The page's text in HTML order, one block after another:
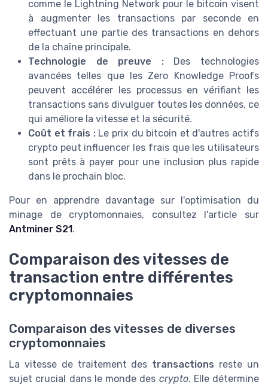
comme le Lightning Network pour le bitcoin visent
à augmenter les transactions par seconde en
effectuant une partie des transactions en dehors
de la chaîne principale.
Technologie de preuve :Des technologies
avancées telles que les Zero Knowledge Proofs
peuvent accélérer les processus en vérifiant les
transactions sans divulguer toutes les données, ce
qui améliore la vitesse et la sécurité.
Coût et frais :Le prix du bitcoin et d'autres actifs
crypto peut influencer les frais que les utilisateurs
sont prêts à payer pour une inclusion plus rapide
dans le prochain bloc.
Pour en apprendre davantage sur l'optimisation du
minage de cryptomonnaies, consultez l'article sur
Antminer S21 .
Comparaison des vitesses de
transaction entre différentes
cryptomonnaies
Comparaison des vitesses de diverses
cryptomonnaies
La vitesse de traitement des transactions reste un
sujet crucial dans le monde des crypto. Elle détermine